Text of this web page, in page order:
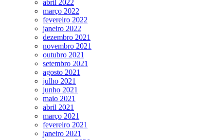
abril 2022
março 2022
fevereiro 2022
janeiro 2022
dezembro 2021
novembro 2021
outubro 2021
setembro 2021
agosto 2021
julho 2021
junho 2021
maio 2021
abril 2021
março 2021
fevereiro 2021
janeiro 2021